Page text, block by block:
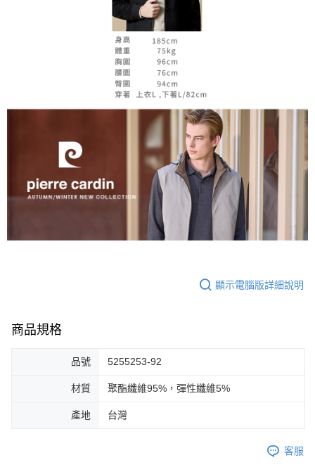
顯示電腦版詳細說明
商品規格
品號 5255253-92
材質 聚酯纖維95%，彈性纖維5%
產地 台灣
客服